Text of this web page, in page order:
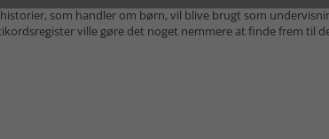
som handler om børn, vil blive brugt som
ville gøre det noget nemmere at finde frem til